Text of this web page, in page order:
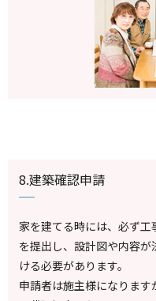
8.建築確認申請
家を建てる時には、必ず
を提出し、設計図や内容
ける必要があります。
申請者は施主様になりま